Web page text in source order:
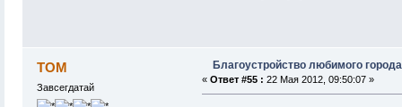
ТОМ
Завсегдатай
Благоустройство любимого
« Ответ #55 : 22 Мая 2012, 09:50:07 »